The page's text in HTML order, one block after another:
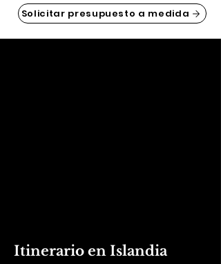
Solicitar presupuesto a medida
Itinerario en Islandia